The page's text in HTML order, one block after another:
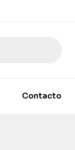
Contacto